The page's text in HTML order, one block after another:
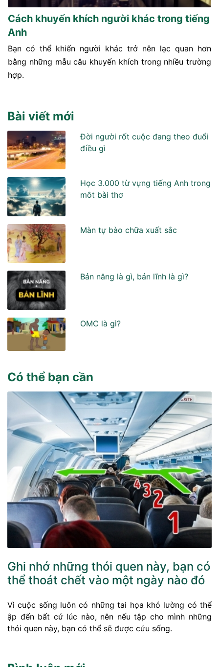
Cách khuyến khích người khác trong tiếng
Anh
Bạn có thể khiến người khác trở nên lạc quan hơn
bằng những mẫu câu khuyến khích trong nhiều trường
hợp.
Bài viết mới
Đời người rốt cuộc đang theo đuổi
điều gì
Học 3.000 từ vựng tiếng Anh trong
môt bài thơ
Màn tự bào chữa xuất sắc
Bản năng là gì, bản lĩnh là gì?
OMC là gì?
Có thể bạn cần
Ghi nhớ những thói quen này, bạn có
thể thoát chết vào một ngày nào đó
Vì cuộc sống luôn có những tai họa khó lường có thể
ập đến bất cứ lúc nào, nên nếu tập cho mình những
thói quen này, bạn có thể sẽ được cứu sống.